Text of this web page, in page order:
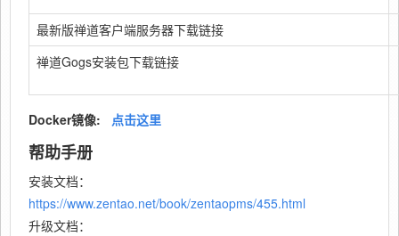
最新版禅道客户端服务器下载链接
禅道Gogs安装包下载链接
Docker镜像: 点击这里
帮助手册
安装文档：
https://www.zentao.net/book/zentaopms/455.html
升级文档：